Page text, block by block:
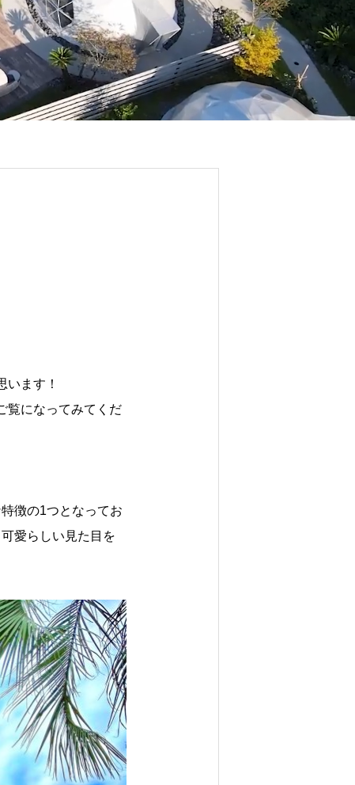
ます！
覧になってみてくだ
徴の1つとなってお
愛らしい見た目を